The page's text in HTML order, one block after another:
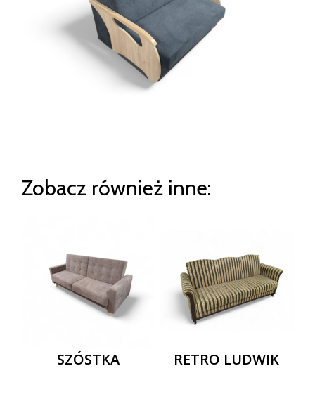
Zobacz również inne:
SZÓSTKA RETRO LUDWIK